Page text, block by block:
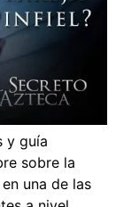
y guía
sobre la
una de las